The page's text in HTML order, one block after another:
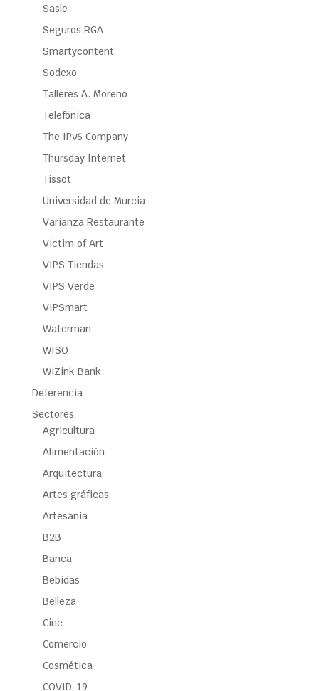
Sasle
Seguros RGA
Smartycontent
Sodexo
Talleres A. Moreno
Telefónica
The IPv6 Company
Thursday Internet
Tissot
Universidad de Murcia
Varianza Restaurante
Victim of Art
VIPS Tiendas
VIPS Verde
VIPSmart
Waterman
WISO
WiZink Bank
Deferencia
Sectores
Agricultura
Alimentación
Arquitectura
Artes gráficas
Artesanía
B2B
Banca
Bebidas
Belleza
Cine
Comercio
Cosmética
COVID-19